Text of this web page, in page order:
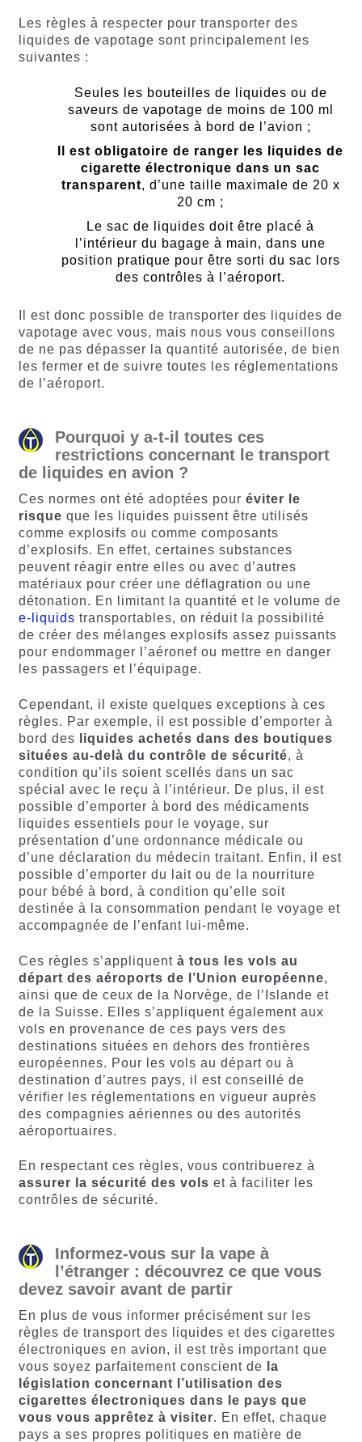
Les règles à respecter pour transporter des
liquides de vapotage sont principalement les
suivantes :
Seules les bouteilles de liquides ou de
saveurs de vapotage de moins de 100 ml
sont autorisées à bord de l’avion ;
Il est obligatoire de ranger les liquides de
cigarette électronique dans un sac
transparent, d’une taille maximale de 20 x
20 cm ;
Le sac de liquides doit être placé à
l’intérieur du bagage à main, dans une
position pratique pour être sorti du sac lors
des contrôles à l’aéroport.
Il est donc possible de transporter des liquides de
vapotage avec vous, mais nous vous conseillons
de ne pas dépasser la quantité autorisée, de bien
les fermer et de suivre toutes les réglementations
de l’aéroport.
Pourquoi y a-t-il toutes ces
restrictions concernant le transport
de liquides en avion ?
Ces normes ont été adoptées pour éviter le
risque que les liquides puissent être utilisés
comme explosifs ou comme composants
d’explosifs. En effet, certaines substances
peuvent réagir entre elles ou avec d’autres
matériaux pour créer une déflagration ou une
détonation. En limitant la quantité et le volume de
e-liquids transportables, on réduit la possibilité
de créer des mélanges explosifs assez puissants
pour endommager l’aéronef ou mettre en danger
les passagers et l’équipage.
Cependant, il existe quelques exceptions à ces
règles. Par exemple, il est possible d’emporter à
bord des
liquides achetés dans des boutiques
situées au-delà du contrôle de sécurité, à
condition qu’ils soient scellés dans un sac
spécial avec le reçu à l’intérieur. De plus, il est
possible d’emporter à bord des médicaments
liquides essentiels pour le voyage, sur
présentation d’une ordonnance médicale ou
d’une déclaration du médecin traitant. Enfin, il est
possible d’emporter du lait ou de la nourriture
pour bébé à bord, à condition qu’elle soit
destinée à la consommation pendant le voyage et
accompagnée de l’enfant lui-même.
Ces règles s’appliquent à tous les vols au
départ des aéroports de l’Union européenne,
ainsi que de ceux de la Norvège, de l’Islande et
de la Suisse. Elles s’appliquent également aux
vols en provenance de ces pays vers des
destinations situées en dehors des frontières
européennes. Pour les vols au départ ou à
destination d’autres pays, il est conseillé de
vérifier les réglementations en vigueur auprès
des compagnies aériennes ou des autorités
aéroportuaires.
En respectant ces règles, vous contribuerez à
assurer la sécurité des vols et à faciliter les
contrôles de sécurité.
Informez-vous sur la vape à
l’étranger : découvrez ce que vous
devez savoir avant de partir
En plus de vous informer précisément sur les
règles de transport des liquides et des cigarettes
électroniques en avion, il est très important que
vous soyez parfaitement conscient de la
législation concernant l’utilisation des
cigarettes électroniques dans le pays que
vous vous apprêtez à visiter. En effet, chaque
pays a ses propres politiques en matière de